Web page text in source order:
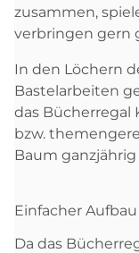
zusammen,
verbringen gern
In den Löchern
Bastelarbeiten
das Bücherregal
bzw.
Baum
Einfacher Aufbau
Da das